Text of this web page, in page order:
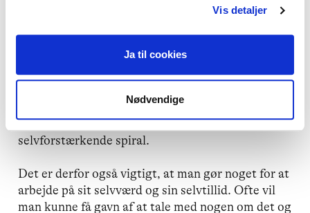
Vis detaljer
Ja til cookies
Nødvendige
andres dårligdom, også når det er ubegrundet.
føle sig ensom og have lyst til at finde kontakten
til andre mennesker, men man vil ofte undgå at
det alligevel vil mislykkes. På denne måde
kommer man nemt ind i en ond og
selvforstærkende spiral.
Det er derfor også vigtigt, at man gør noget for at
arbejde på sit selvværd og sin selvtillid. Ofte vil
man kunne få gavn af at tale med nogen om det og